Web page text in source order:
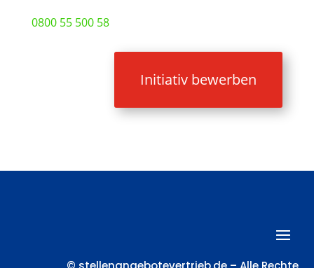
0800 55 500 58
Initiativ bewerben